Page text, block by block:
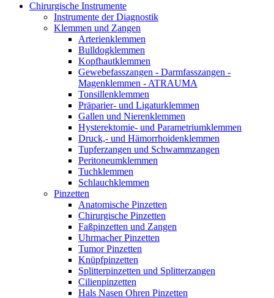
Chirurgische Instrumente
Instrumente der Diagnostik
Klemmen und Zangen
Arterienklemmen
Bulldogklemmen
Kopfhautklemmen
Gewebefasszangen - Darmfasszangen -
Magenklemmen - ATRAUMA
Tonsillenklemmen
Präparier- und Ligaturklemmen
Gallen und Nierenklemmen
Hysterektomie- und Parametriumklemmen
Druck,- und Hämorrhoidenklemmen
Tupferzangen und Schwammzangen
Peritoneumklemmen
Tuchklemmen
Schlauchklemmen
Pinzetten
Anatomische Pinzetten
Chirurgische Pinzetten
Faßpinzetten und Zangen
Uhrmacher Pinzetten
Tumor Pinzetten
Knüpfpinzetten
Splitterpinzetten und Splitterzangen
Cilienpinzetten
Hals Nasen Ohren Pinzetten